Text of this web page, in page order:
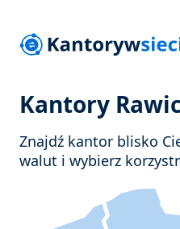
Kantory
Znajdź kantor blisko
walut i wybierz